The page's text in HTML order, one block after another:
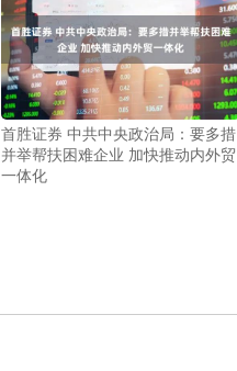
首胜证券 中共中央政治局：要多措
并举帮扶困难企业 加快推动内外贸
一体化